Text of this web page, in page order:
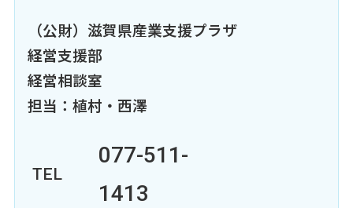
（公財）滋賀県産業支援プラザ
経営支援部
経営相談室
担当：植村・西澤
TEL
077-511-
1413